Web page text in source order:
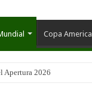
Copa America
2 del Apertura 2026